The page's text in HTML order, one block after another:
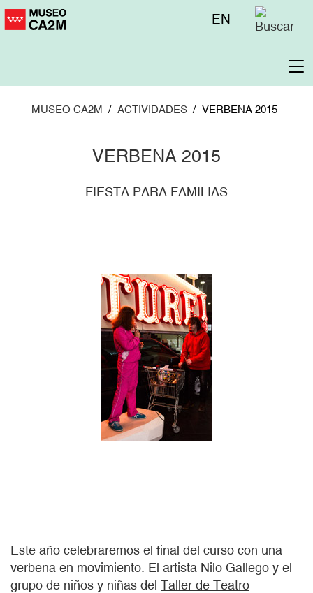
Pasar
Menú
EN
MUSEO CA2M ACTIVIDADES VERBENA 2015
VERBENA 2015
FIESTA PARA FAMILIAS
Este año celebraremos el final del curso con una
verbena en movimiento. El artista Nilo Gallego y el
grupo de niños y niñas del Taller de Teatro